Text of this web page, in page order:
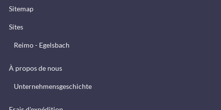
Sitemap
Sites
Reimo - Egelsbach
À propos de nous
Unternehmensgeschichte